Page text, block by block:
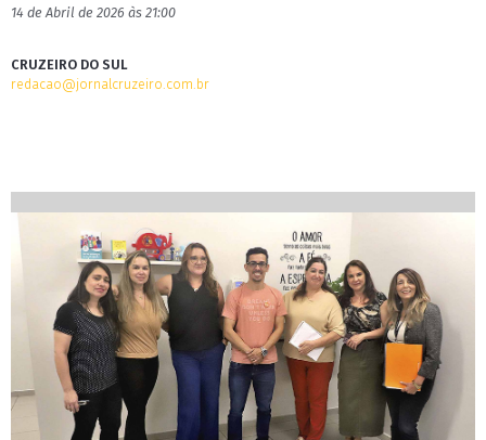
14 de Abril de 2026 às 21:00
CRUZEIRO DO SUL
redacao@jornalcruzeiro.com.br